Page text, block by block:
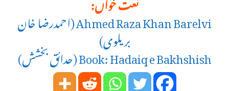
Ahmed Raza Khan Barelvi (احمدرضا خان
بریلوی)
Book: Hadaiq e Bakhshish (حدائق بخشش)